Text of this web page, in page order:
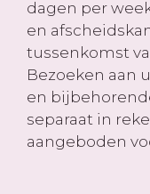
dagen per
en
tussenkomst
Bezoeken aan
en
separaat in
aangeboden